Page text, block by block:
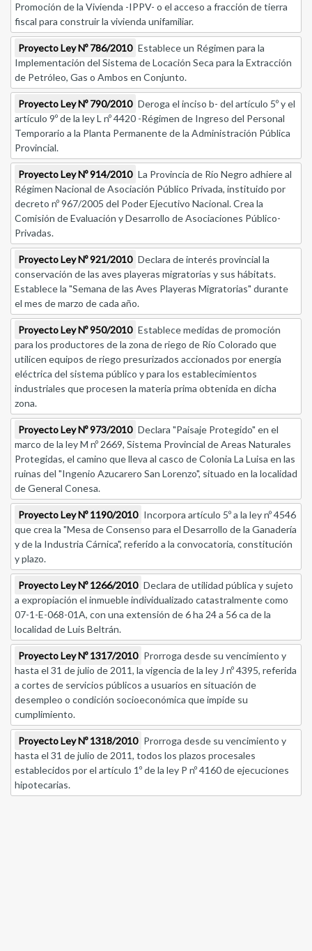
Promoción de la Vivienda -IPPV- o el acceso a fracción de tierra
fiscal para construir la vivienda unifamiliar.
Proyecto Ley Nº 786/2010 Establece un Régimen para la
Implementación del Sistema de Locación Seca para la Extracción
de Petróleo, Gas o Ambos en Conjunto.
Proyecto Ley Nº 790/2010 Deroga el inciso b- del artículo 5º y el
artículo 9º de la ley L nº 4420 -Régimen de Ingreso del Personal
Temporario a la Planta Permanente de la Administración Pública
Provincial.
Proyecto Ley Nº 914/2010 La Provincia de Río Negro adhiere al
Régimen Nacional de Asociación Público Privada, instituido por
decreto nº 967/2005 del Poder Ejecutivo Nacional. Crea la
Comisión de Evaluación y Desarrollo de Asociaciones Público-
Privadas.
Proyecto Ley Nº 921/2010 Declara de interés provincial la
conservación de las aves playeras migratorias y sus hábitats.
Establece la "Semana de las Aves Playeras Migratorias" durante
el mes de marzo de cada año.
Proyecto Ley Nº 950/2010 Establece medidas de promoción
para los productores de la zona de riego de Río Colorado que
utilicen equipos de riego presurizados accionados por energía
eléctrica del sistema público y para los establecimientos
industriales que procesen la materia prima obtenida en dicha
zona.
Proyecto Ley Nº 973/2010 Declara "Paisaje Protegido" en el
marco de la ley M nº 2669, Sistema Provincial de Areas Naturales
Protegidas, el camino que lleva al casco de Colonia La Luisa en las
ruinas del "Ingenio Azucarero San Lorenzo", situado en la localidad
de General Conesa.
Proyecto Ley Nº 1190/2010 Incorpora artículo 5º a la ley nº 4546
que crea la "Mesa de Consenso para el Desarrollo de la Ganadería
y de la Industria Cárnica", referido a la convocatoria, constitución
y plazo.
Proyecto Ley Nº 1266/2010 Declara de utilidad pública y sujeto
a expropiación el inmueble individualizado catastralmente como
07-1-E-068-01A, con una extensión de 6 ha 24 a 56 ca de la
localidad de Luis Beltrán.
Proyecto Ley Nº 1317/2010 Prorroga desde su vencimiento y
hasta el 31 de julio de 2011, la vigencia de la ley J nº 4395, referida
a cortes de servicios públicos a usuarios en situación de
desempleo o condición socioeconómica que impide su
cumplimiento.
Proyecto Ley Nº 1318/2010 Prorroga desde su vencimiento y
hasta el 31 de julio de 2011, todos los plazos procesales
establecidos por el artículo 1º de la ley P nº 4160 de ejecuciones
hipotecarias.